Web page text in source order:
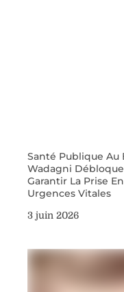
Santé Publique Au
Wadagni
Garantir La Prise
Urgences Vitales
3 juin 2026